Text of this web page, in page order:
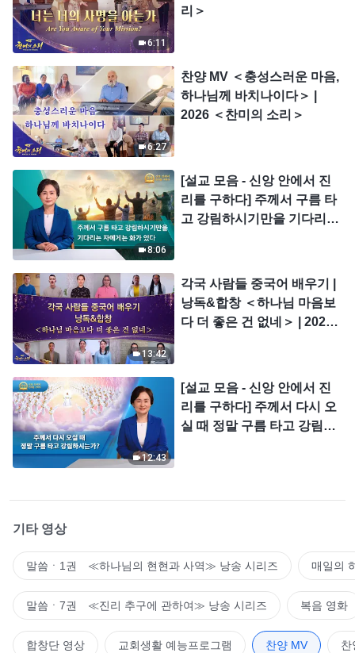
6:11
리＞
6:27
찬양 MV ＜충성스러운 마음,
하나님께 바치나이다＞ |
2026 ＜찬미의 소리＞
8:06
[설교 모음 - 신앙 안에서 진
리를 구하다] 주께서 구름 타
고 강림하시기만을 기다리는
13:42
각국 사람들 중국어 배우기 |
낭독&합창 ＜하나님 마음보
다 더 좋은 건 없네＞ | 2026
12:43
[설교 모음 - 신앙 안에서 진
리를 구하다] 주께서 다시 오
실 때 정말 구름 타고 강림하
기타 영상
말씀ㆍ1권 ≪하나님의 현현과 사역≫ 낭송 시리즈 매일의
말씀ㆍ7권 ≪진리 추구에 관하여≫ 낭송 시리즈 복음 영화
합창단 영상 교회생활 예능프로그램 찬양 MV 찬